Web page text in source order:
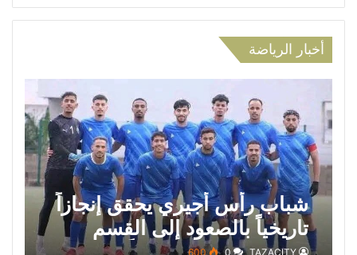
أخبار الرياضة
شباب رأس أجيري يحقق إنجازاً
تاريخياً بالصعود إلى القسم
TAZACITY
0
600